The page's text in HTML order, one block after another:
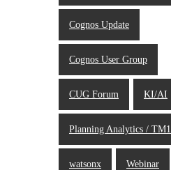
Cognos Update
Cognos User Group
CUG Forum KI/AI
Planning Analytics / TM1
watsonx Webinar